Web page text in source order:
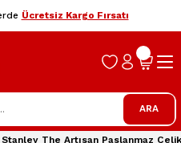
Ücretsiz Kargo Fırsatı
ARA
Stanley The Artısan Paslanmaz